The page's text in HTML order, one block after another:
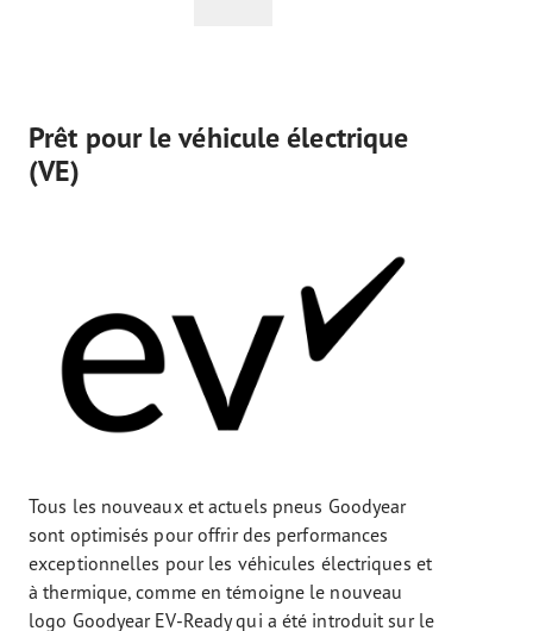
Prêt pour le véhicule électrique
(VE)
Tous les nouveaux et actuels pneus Goodyear
sont optimisés pour offrir des performances
exceptionnelles pour les véhicules électriques et
à thermique, comme en témoigne le nouveau
logo Goodyear EV-Ready qui a été introduit sur le